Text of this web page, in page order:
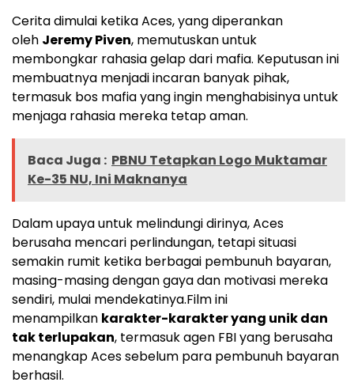
Cerita dimulai ketika Aces, yang diperankan
oleh Jeremy Piven, memutuskan untuk
membongkar rahasia gelap dari mafia. Keputusan ini
membuatnya menjadi incaran banyak pihak,
termasuk bos mafia yang ingin menghabisinya untuk
menjaga rahasia mereka tetap aman.
Baca Juga : PBNU Tetapkan Logo Muktamar
Ke-35 NU, Ini Maknanya
Dalam upaya untuk melindungi dirinya, Aces
berusaha mencari perlindungan, tetapi situasi
semakin rumit ketika berbagai pembunuh bayaran,
masing-masing dengan gaya dan motivasi mereka
sendiri, mulai mendekatinya.Film ini
menampilkan karakter-karakter yang unik dan
tak terlupakan, termasuk agen FBI yang berusaha
menangkap Aces sebelum para pembunuh bayaran
berhasil.